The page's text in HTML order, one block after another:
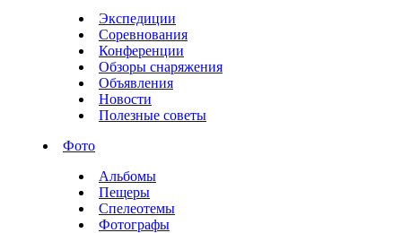
Экспедиции
Соревнования
Конференции
Обзоры снаряжения
Объявления
Новости
Полезные советы
Фото
Альбомы
Пещеры
Спелеотемы
Фотографы